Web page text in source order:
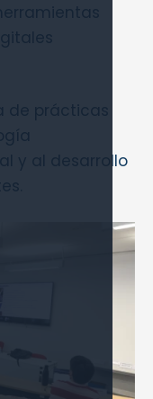
prácticas
y al desarrollo